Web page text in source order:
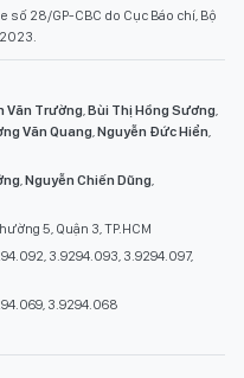
28/GP-CBC do Cục Báo chí, Bộ
Văn Trường,Bùi Thị Hồng Sương,
Văn Quang,Nguyễn Đức Hiển,
,Nguyễn Chiến Dũng,
5, Quận 3, TP.HCM
3.9294.093, 3.9294.097,
3.9294.068